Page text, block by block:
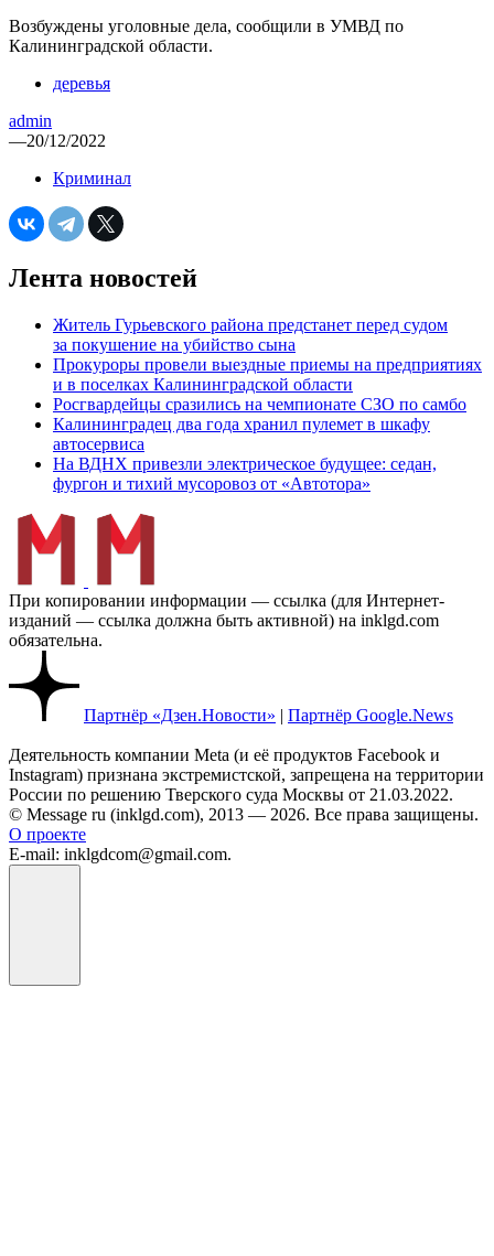
Возбуждены уголовные дела, сообщили в УМВД по
Калининградской области.
деревья
admin
—20/12/2022
Криминал
Лента новостей
Житель Гурьевского района предстанет перед судом
за покушение на убийство сына
Прокуроры провели выездные приемы на предприятиях
и в поселках Калининградской области
Росгвардейцы сразились на чемпионате СЗО по самбо
Калининградец два года хранил пулемет в шкафу
автосервиса
На ВДНХ привезли электрическое будущее: седан,
фургон и тихий мусоровоз от «Автотора»
При копировании информации — ссылка (для Интернет-
изданий — ссылка должна быть активной) на inklgd.com
обязательна.
Партнёр «Дзен.Новости» | Партнёр Google.News
Деятельность компании Meta (и её продуктов Facebook и
Instagram) признана экстремистской, запрещена на территории
России по решению Тверского суда Москвы от 21.03.2022.
© Message ru (inklgd.com), 2013 — 2026. Все права защищены.
О проекте
E-mail: inklgdcom@gmail.com.